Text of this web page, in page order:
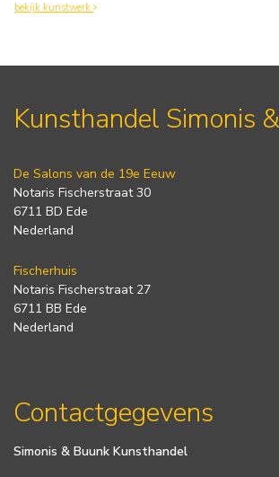
bekijk kunstwerk
Kunsthandel Simonis
De Salons van de 19e Eeuw
Notaris Fischerstraat 30
6711 BD Ede
Nederland
Fischerhuis
Notaris Fischerstraat 27
6711 BB Ede
Nederland
Contactgegevens
Simonis & Buunk Kunsthandel